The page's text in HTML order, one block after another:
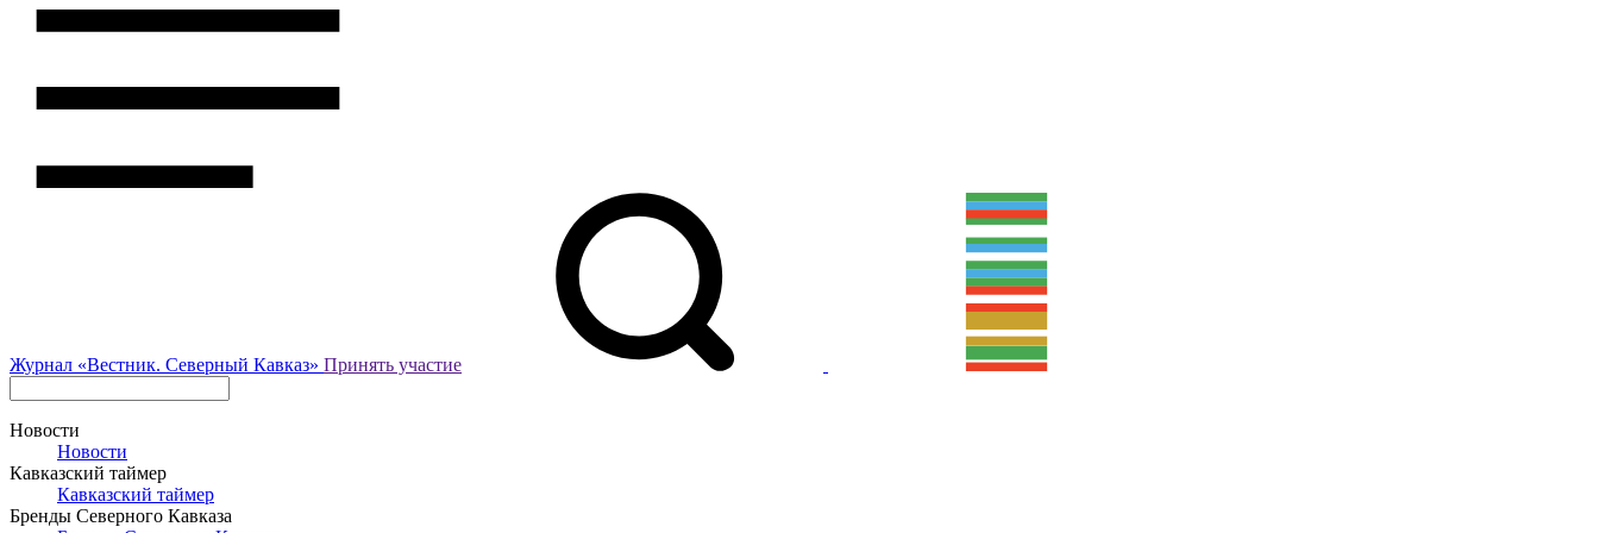
Журнал «Вестник. Северный Кавказ» Принять участие
Новости
Новости
Кавказский таймер
Кавказский таймер
Бренды Северного Кавказа